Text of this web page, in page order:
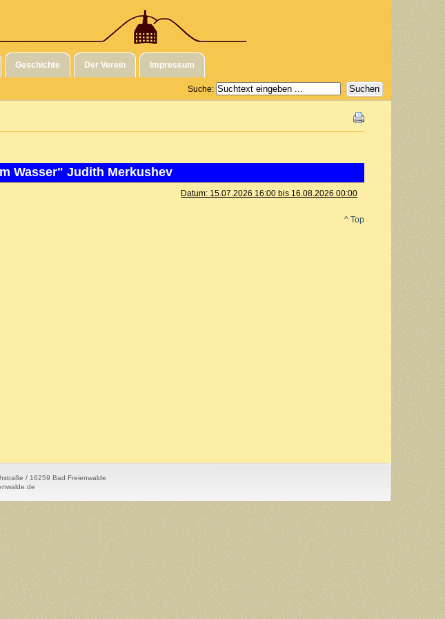
Geschichte Der Verein Impressum
Suche:
Wasser" Judith Merkushev
Datum: 15.07.2026 16:00 bis 16.08.2026 00:00
^ Top
/ 16259 Bad Freienwalde